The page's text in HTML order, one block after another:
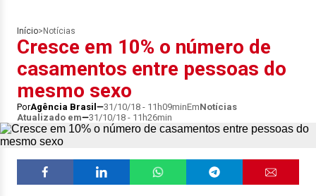
Início> Notícias
Cresce em 10% o número de
casamentos entre pessoas do
mesmo sexo
PorAgência Brasil 31/10/18 - 11h09minEmNotícias
Atualizado em
31/10/18 - 11h26min